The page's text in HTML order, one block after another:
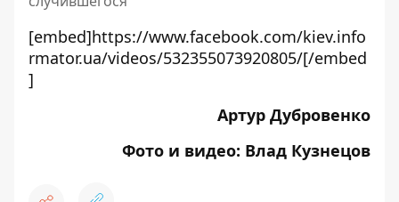
[embed]https://www.facebook.com/kiev.info
rmator.ua/videos/532355073920805/[/embed
]
Артур Дубровенко
Фото и видео: Влад Кузнецов